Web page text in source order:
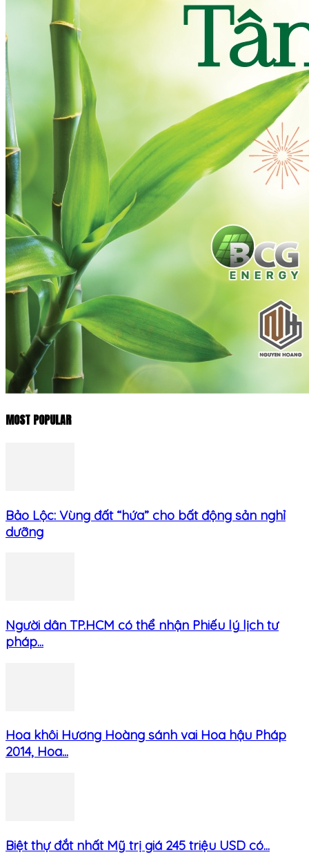
MOST POPULAR
Bảo Lộc: Vùng đất “hứa” cho bất động sản nghỉ
dưỡng
Người dân TP.HCM có thể nhận Phiếu lý lịch tư
pháp...
Hoa khôi Hương Hoàng sánh vai Hoa hậu Pháp
2014, Hoa...
Biệt thự đắt nhất Mỹ trị giá 245 triệu USD có...